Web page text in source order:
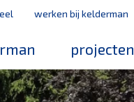
werken bij kelderman
projecten